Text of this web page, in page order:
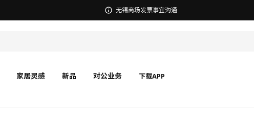
宜家在中国召回部分批次BÄSINGEN 巴辛根 淋浴椅
家居灵感 新品 对公业务 下载APP